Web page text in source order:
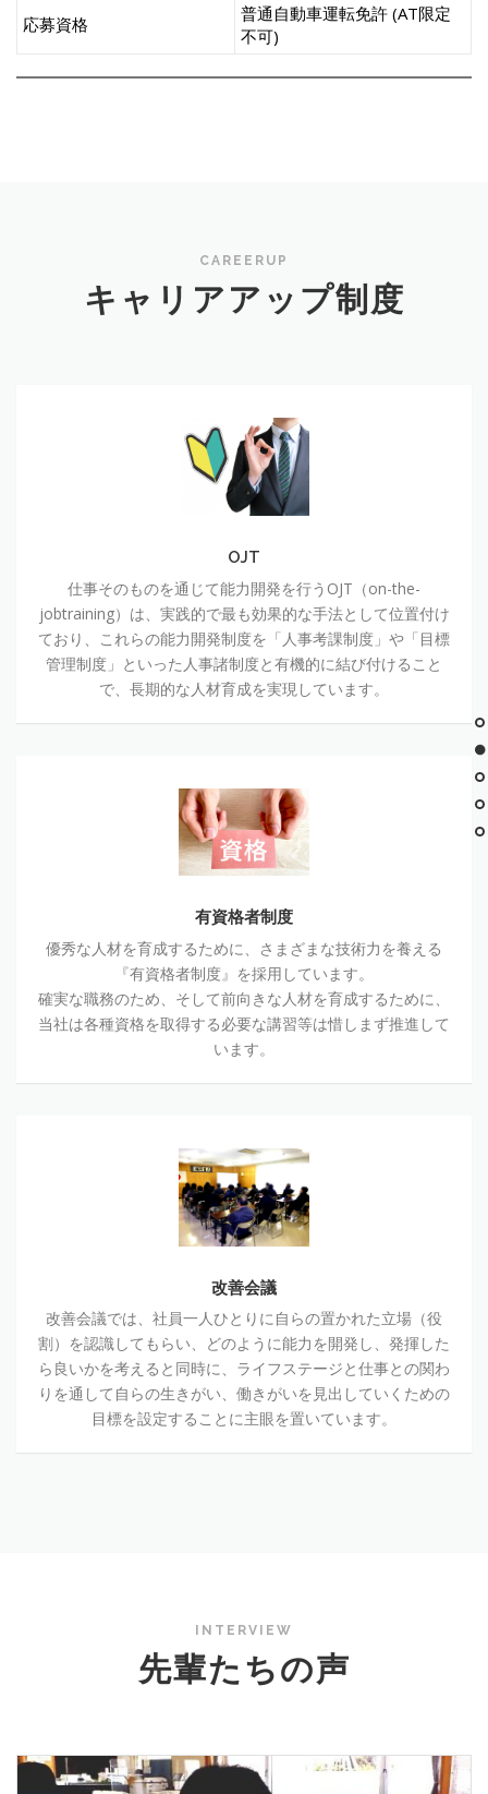
応募資格
普通自動車運転免許 (AT限定
不可)
CAREERUP
キャリアアップ制度
OJT
仕事そのものを通じて能力開発を行うOJT（on-the-
jobtraining）は、実践的で最も効果的な手法として位置付け
ており、これらの能力開発制度を「人事考課制度」や「目標
管理制度」といった人事諸制度と有機的に結び付けること
で、長期的な人材育成を実現しています。
有資格者制度
優秀な人材を育成するために、さまざまな技術力を養える
『有資格者制度』を採用しています。
確実な職務のため、そして前向きな人材を育成するために、
当社は各種資格を取得する必要な講習等は惜しまず推進して
います。
改善会議
改善会議では、社員一人ひとりに自らの置かれた立場（役
割）を認識してもらい、どのように能力を開発し、発揮した
ら良いかを考えると同時に、ライフステージと仕事との関わ
りを通して自らの生きがい、働きがいを見出していくための
目標を設定することに主眼を置いています。
INTERVIEW
先輩たちの声